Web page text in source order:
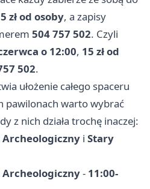
zł od osoby, a zapisy
504 757 502. Czyli
o 12:00, 15 zł od
502.
ułożenie całego spaceru
pawilonach warto wybrać
z nich działa trochę inaczej:
Archeologiczny i Stary
Archeologiczny- 11:00-